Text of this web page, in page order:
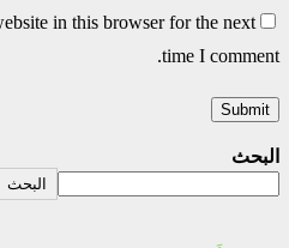
in this browser for the next
time I comment.
البحث
البحث